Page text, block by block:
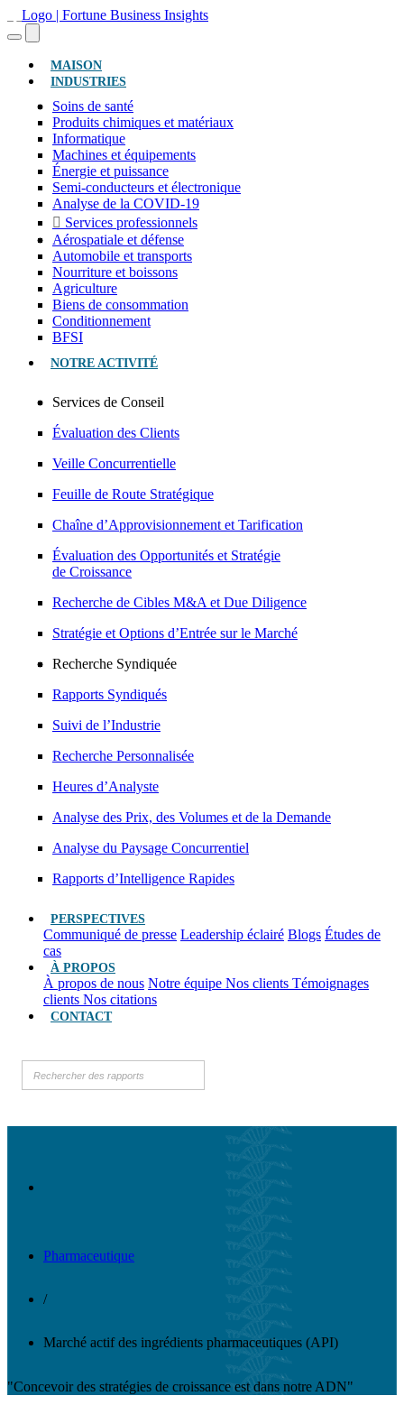
MAISON(ACTUEL)
INDUSTRIES
Soins de santé
Produits chimiques et matériaux
Informatique
Machines et équipements
Énergie et puissance
Semi-conducteurs et électronique
Analyse de la COVID-19
Services professionnels
Aérospatiale et défense
Automobile et transports
Nourriture et boissons
Agriculture
Biens de consommation
Conditionnement
BFSI
NOTRE ACTIVITÉ
Services de Conseil
Évaluation des Clients
Veille Concurrentielle
Feuille de Route Stratégique
Chaîne d’Approvisionnement et Tarification
Évaluation des Opportunités et Stratégie
de Croissance
Recherche de Cibles M&A et Due Diligence
Stratégie et Options d’Entrée sur le Marché
Recherche Syndiquée
Rapports Syndiqués
Suivi de l’Industrie
Recherche Personnalisée
Heures d’Analyste
Analyse des Prix, des Volumes et de la Demande
Analyse du Paysage Concurrentiel
Rapports d’Intelligence Rapides
PERSPECTIVES
Communiqué de presse Leadership éclairé Blogs Études de
cas
À PROPOS
À propos de nous Notre équipe Nos clients Témoignages
clients Nos citations
CONTACT
Pharmaceutique
/
Marché actif des ingrédients pharmaceutiques (API)
"Concevoir des stratégies de croissance est dans notre ADN"